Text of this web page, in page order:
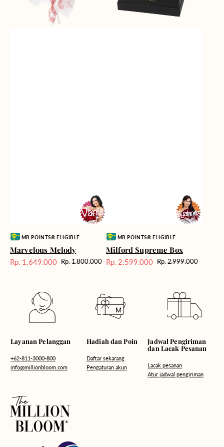
Vendor:MB POINTS® ELIGIBLE
Marvelous Melody
Harga
Rp. 1.649.000 Harga
Rp. 1.800.000
Vendor:MB POINTS® ELIGIBLE
Milford Supreme Box
Harga
Rp. 2.599.000 Harga
Rp. 2.999.000
Layanan Pelanggan
+62-811-3000-800
info@millionbloom.com
Hadiah dan Poin
Daftar sekarang
Pengaturan akun
Jadwal Pengiriman
dan Lacak Pesanan
Lacak pesanan
Atur jadwal pengiriman